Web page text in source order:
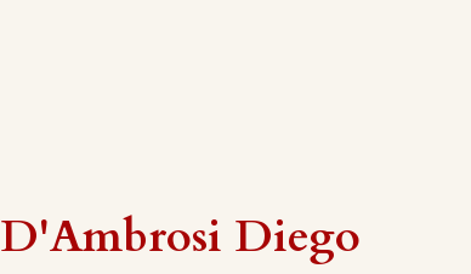
D'Ambrosi Diego